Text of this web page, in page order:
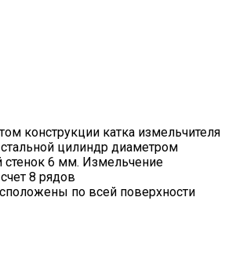
конструкции катка измельчителя
цилиндр диаметром
6 мм. Измельчение
8 рядов
по всей поверхности